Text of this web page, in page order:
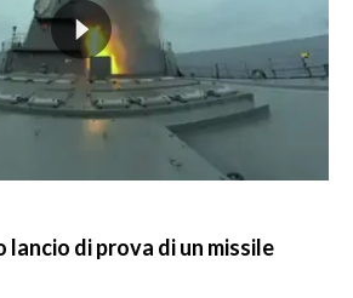
lancio di prova di un missile